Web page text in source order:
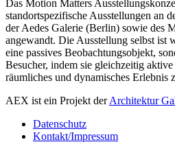
Das Motion Matters
standortspezifische Ausstellungen an
der Aedes Galerie (Berlin) sowie des
angewandt. Die Ausstellung selbst ist
eine passives Beobachtungsobjekt,
Besucher, indem sie gleichzeitig
räumliches und dynamisches Erlebnis
AEX ist ein Projekt derArchitektur
Datenschutz
Kontakt/Impressum